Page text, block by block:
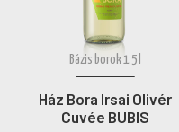
Bázis borok 1.5 l
Ház Bora Irsai Olivér
Cuvée BUBIS